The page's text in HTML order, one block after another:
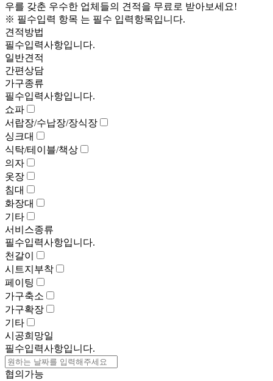
우를 갖춘 우수한 업체들의 견적을 무료로 받아보세요!
※ 필수입력 항목 는 필수 입력항목입니다.
견적방법
필수입력사항입니다.
일반견적
간편상담
가구종류
필수입력사항입니다.
쇼파
서랍장/수납장/장식장
싱크대
식탁/테이블/책상
의자
옷장
침대
화장대
기타
서비스종류
필수입력사항입니다.
천갈이
시트지부착
페이팅
가구축소
가구확장
기타
시공희망일
필수입력사항입니다.
협의가능